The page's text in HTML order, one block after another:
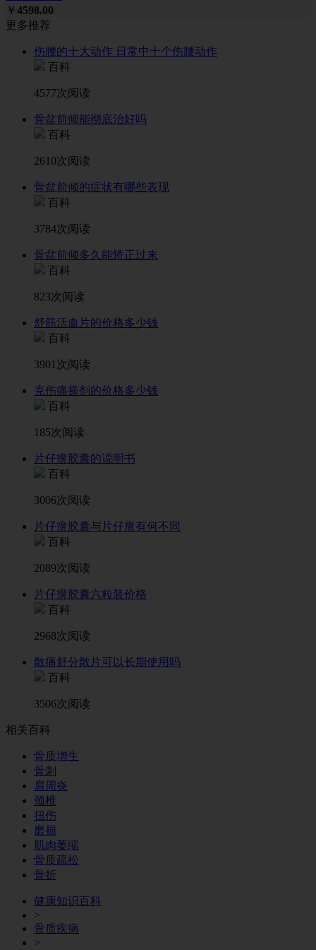
￥ 4598.00
更多推荐
伤腰的十大动作 日常中十个伤腰动作
百科
4577次阅读
骨盆前倾能彻底治好吗
百科
2610次阅读
骨盆前倾的症状有哪些表现
百科
3784次阅读
骨盆前倾多久能矫正过来
百科
823次阅读
舒筋活血片的价格多少钱
百科
3901次阅读
克伤痛搽剂的价格多少钱
百科
185次阅读
片仔癀胶囊的说明书
百科
3006次阅读
片仔癀胶囊与片仔癀有何不同
百科
2089次阅读
片仔癀胶囊六粒装价格
百科
2968次阅读
散痛舒分散片可以长期使用吗
百科
3506次阅读
相关百科
骨质增生
骨刺
肩周炎
颈椎
扭伤
磨损
肌肉萎缩
骨质疏松
骨折
健康知识百科
>
骨质疾病
>